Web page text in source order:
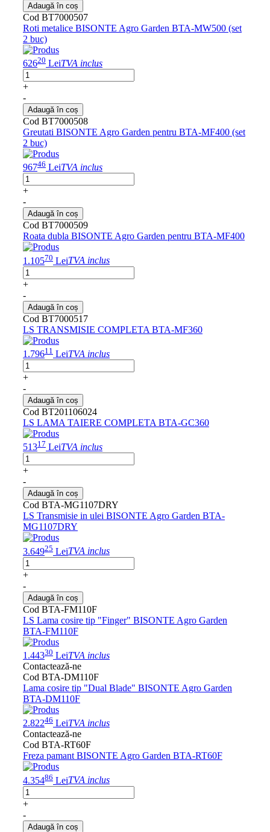
Adaugă în coș
Cod BT7000507
Roti metalice BISONTE Agro Garden BTA-MW500 (set
2 buc)
62620 LeiTVA inclus
+
-
Adaugă în coș
Cod BT7000508
Greutati BISONTE Agro Garden pentru BTA-MF400 (set
2 buc)
96746 LeiTVA inclus
+
-
Adaugă în coș
Cod BT7000509
Roata dubla BISONTE Agro Garden pentru BTA-MF400
1.10570 LeiTVA inclus
+
-
Adaugă în coș
Cod BT7000517
LS TRANSMISIE COMPLETA BTA-MF360
1.79611 LeiTVA inclus
+
-
Adaugă în coș
Cod BT201106024
LS LAMA TAIERE COMPLETA BTA-GC360
51317 LeiTVA inclus
+
-
Adaugă în coș
Cod BTA-MG1107DRY
LS Transmisie in ulei BISONTE Agro Garden BTA-
MG1107DRY
3.64925 LeiTVA inclus
+
-
Adaugă în coș
Cod BTA-FM110F
LS Lama cosire tip "Finger" BISONTE Agro Garden
BTA-FM110F
1.44330 LeiTVA inclus
Contactează-ne
Cod BTA-DM110F
Lama cosire tip "Dual Blade" BISONTE Agro Garden
BTA-DM110F
2.82246 LeiTVA inclus
Contactează-ne
Cod BTA-RT60F
Freza pamant BISONTE Agro Garden BTA-RT60F
4.35486 LeiTVA inclus
+
-
Adaugă în coș